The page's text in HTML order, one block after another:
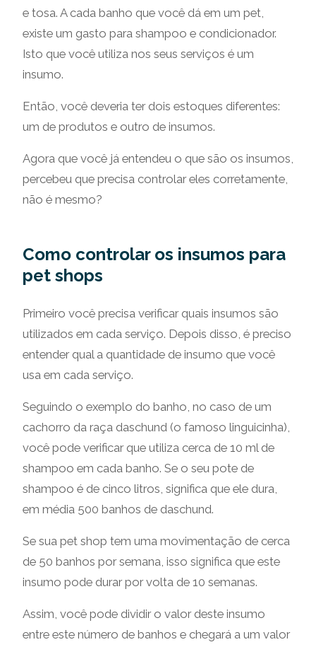
e tosa. A cada banho que você dá em um pet,
existe um gasto para shampoo e condicionador.
Isto que você utiliza nos seus serviços é um
insumo.
Então, você deveria ter dois estoques diferentes:
um de produtos e outro de insumos.
Agora que você já entendeu o que são os insumos,
percebeu que precisa controlar eles corretamente,
não é mesmo?
Como controlar os insumos para
pet shops
Primeiro você precisa verificar quais insumos são
utilizados em cada serviço. Depois disso, é preciso
entender qual a quantidade de insumo que você
usa em cada serviço.
Seguindo o exemplo do banho, no caso de um
cachorro da raça daschund (o famoso linguicinha),
você pode verificar que utiliza cerca de 10 ml de
shampoo em cada banho. Se o seu pote de
shampoo é de cinco litros, significa que ele dura,
em média 500 banhos de daschund.
Se sua pet shop tem uma movimentação de cerca
de 50 banhos por semana, isso significa que este
insumo pode durar por volta de 10 semanas.
Assim, você pode dividir o valor deste insumo
entre este número de banhos e chegará a um valor